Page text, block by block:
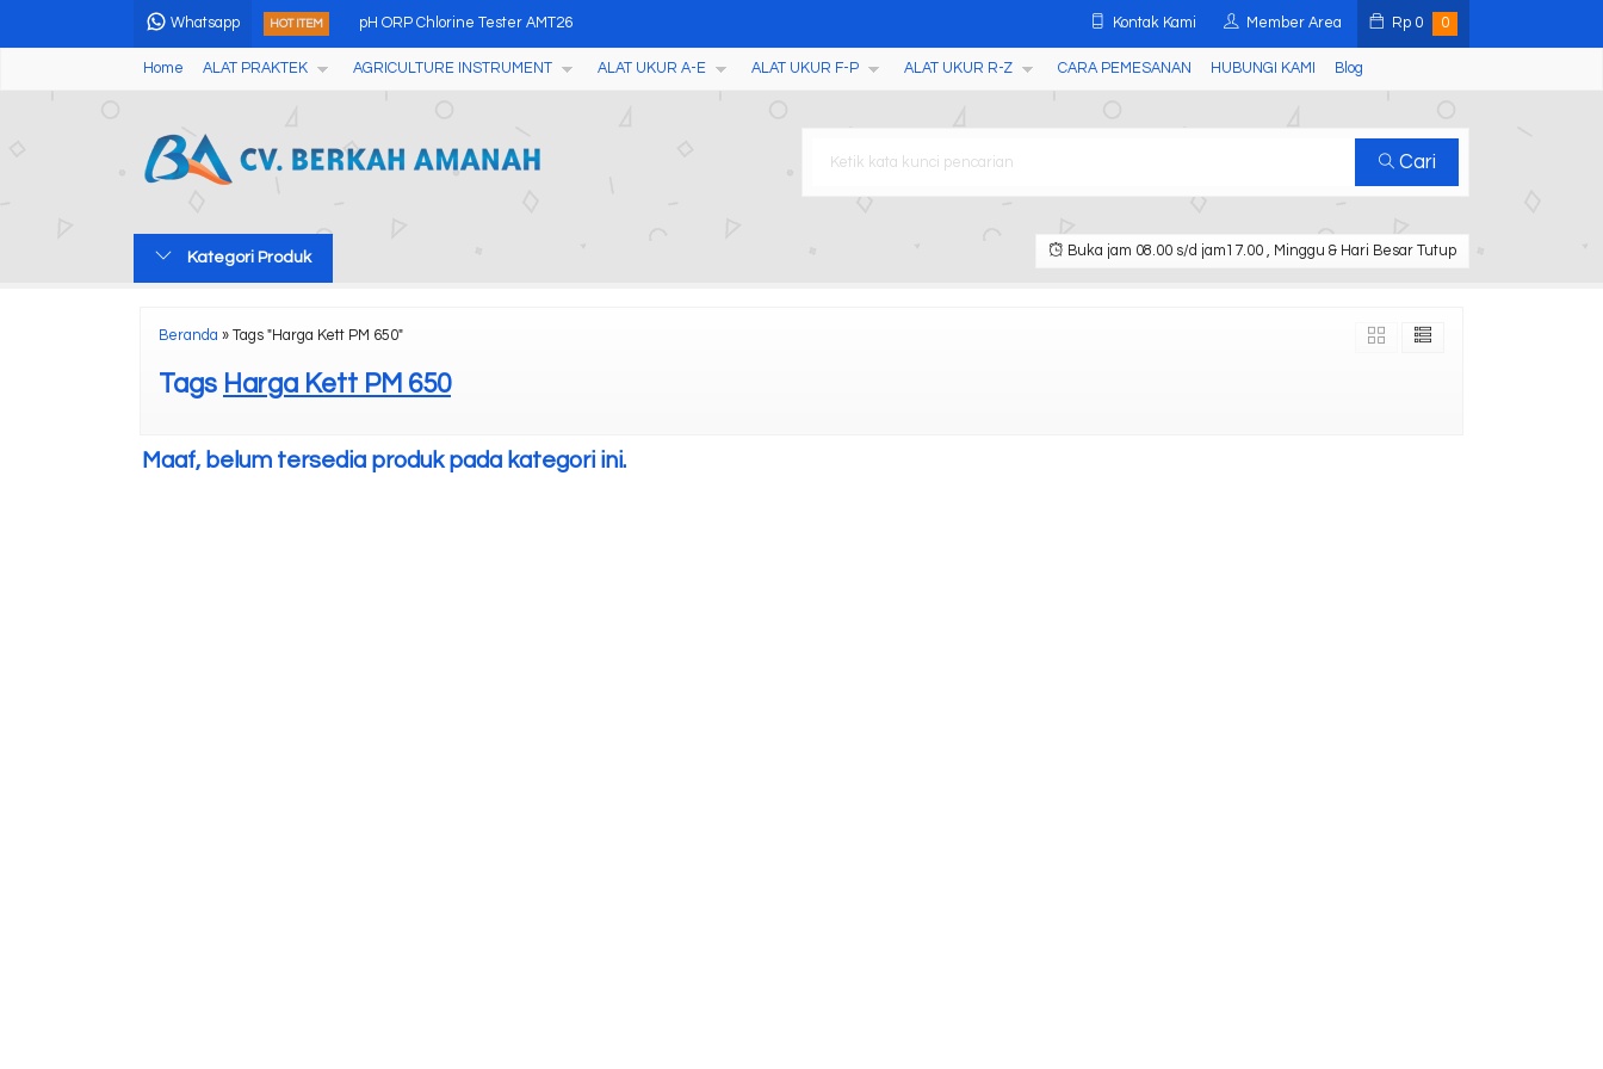
Whatsapp HOT ITEM pH ORP Chlorine Tester AMT26
Conductivity Tester EC-3
Portable Ultrasonic Flaw Detector MFD500B
Kontak Kami Member Area Rp 0 0
Home ALAT PRAKTEK AGRICULTURE INSTRUMENT ALAT UKUR A-E ALAT UKUR F-P ALAT UKUR R-Z CARA PEMESANAN HUBUNGI KAMI Blog
Cari
Kategori Produk Buka jam 08.00 s/d jam17.00 , Minggu & Hari Besar Tutup
Beranda » Tags "Harga Kett PM 650"
Tags Harga Kett PM 650
Maaf, belum tersedia produk pada kategori ini.